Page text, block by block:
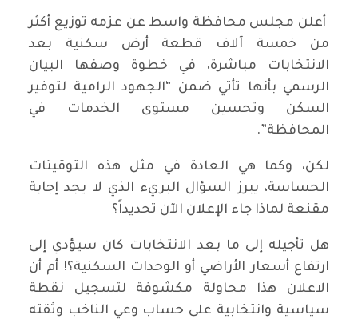
أعلن مجلس محافظة واسط عن عزمه توزيع أكثر
من خمسة آلاف قطعة أرض سكنية بعد
الانتخابات مباشرة، في خطوة وصفها البيان
الرسمي بأنها تأتي ضمن “الجهود الرامية لتوفير
السكن وتحسين مستوى الخدمات في
المحافظة”.
لكن، وكما هي العادة في مثل هذه التوقيتات
الحساسة، يبرز السؤال البريء الذي لا يجد إجابة
مقنعة لماذا جاء الإعلان الآن تحديداً؟
هل تأجيله إلى ما بعد الانتخابات كان سيؤدي إلى
ارتفاع أسعار الأراضي أو الوحدات السكنية؟! أم أن
الاعلان هذا محاولة مكشوفة لتسجيل نقطة
سياسية وانتخابية على حساب وعي الناخب وثقته